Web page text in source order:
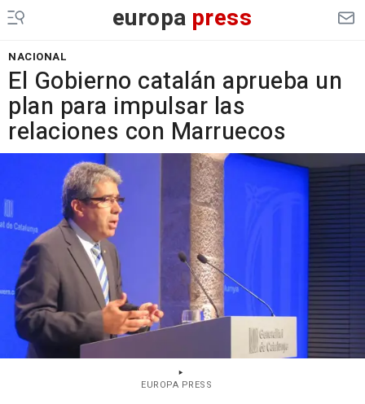
europa press
NACIONAL
El Gobierno catalán aprueba un
plan para impulsar las
relaciones con Marruecos
EUROPA PRESS